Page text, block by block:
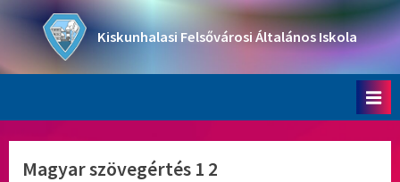
content
Kiskunhalasi Felsővárosi Általános Iskola
Magyar szövegértés 1 2